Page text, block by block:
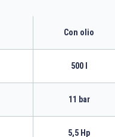
antivibranti lo rendono
Con olio
500 l
11 bar
5,5 Hp